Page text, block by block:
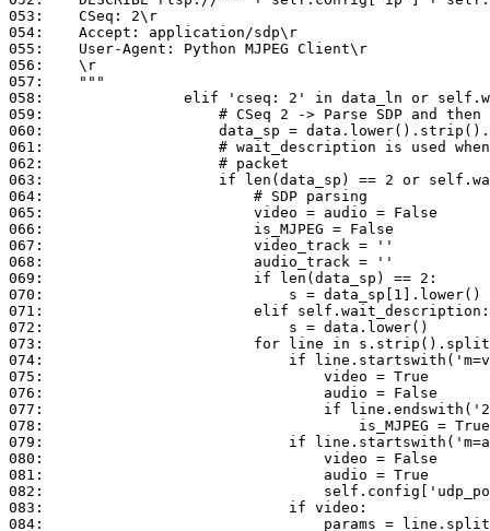
053:	CSeq: 2\r
054:	Accept: application/sdp\r
055:	User-Agent: Python MJPEG Client\r
056:	\r
057:	"""
058:	            elif 'cseq: 2' in data_ln or self.wait_description:
059:	                # CSeq 2 -> Parse SDP and then SETUP
060:	                data_sp = data.lower().strip().split('\r\n\r\n', 1)
061:	                # wait_description is used when SDP is sent in another UDP
062:	                # packet
063:	                if len(data_sp) == 2 or self.wait_description:
064:	                    # SDP parsing
065:	                    video = audio = False
066:	                    is_MJPEG = False
067:	                    video_track = ''
068:	                    audio_track = ''
069:	                    if len(data_sp) == 2:
070:	                        s = data_sp[1].lower()
071:	                    elif self.wait_description:
072:	                        s = data.lower()
073:	                    for line in s.strip().split('\r\n'):
074:	                        if line.startswith('m=video'):
075:	                            video = True
076:	                            audio = False
077:	                            if line.endswith('26'):
078:	                                is_MJPEG = True
079:	                        if line.startswith('m=audio'):
080:	                            video = False
081:	                            audio = True
082:	                            self.config['udp_port_audio'] = int(line.split(' ')[1])
083:	                        if video:
084:	                            params = line.split(':', 1)